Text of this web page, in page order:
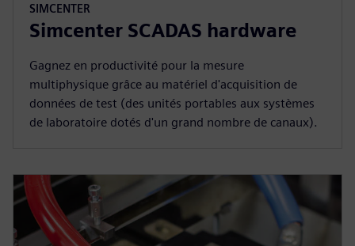
SIMCENTER
Simcenter SCADAS hardware
Gagnez en productivité pour la mesure
multiphysique grâce au matériel d'acquisition de
données de test (des unités portables aux systèmes
de laboratoire dotés d'un grand nombre de canaux).